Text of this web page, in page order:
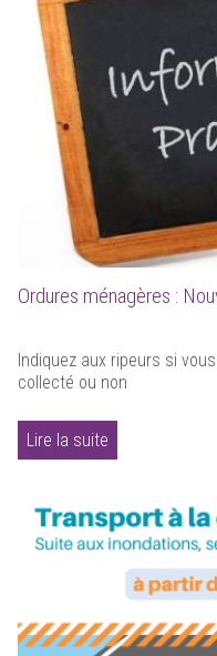
Ordures ménagères :
Indiquez aux ripeurs si
collecté ou non
Lire la suite